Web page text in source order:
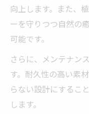
向上します。また、
ーを守りつつ自然の
可能です。
さらに、メンテナン
す。耐久性の高い素
らない設計にするこ
します。